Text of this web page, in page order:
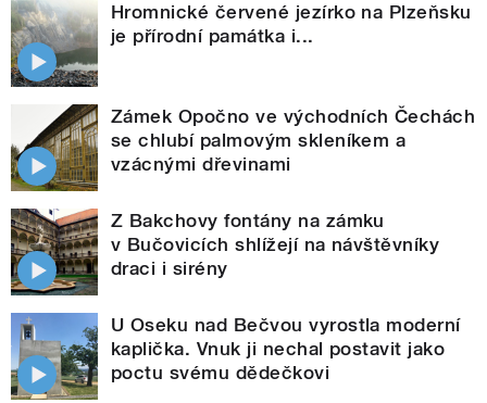
Hromnické červené jezírko na Plzeňsku
je přírodní památka i...
Zámek Opočno ve východních Čechách
se chlubí palmovým skleníkem a
vzácnými dřevinami
Z Bakchovy fontány na zámku
v Bučovicích shlížejí na návštěvníky
draci i sirény
U Oseku nad Bečvou vyrostla moderní
kaplička. Vnuk ji nechal postavit jako
poctu svému dědečkovi